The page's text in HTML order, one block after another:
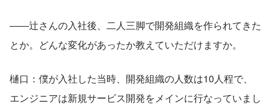
――辻さんの入社後、二人三脚で開発組織を作られてきた
とか。どんな変化があったか教えていただけますか。
樋口：僕が入社した当時、開発組織の人数は10人程で、
エンジニアは新規サービス開発をメインに行なっていまし